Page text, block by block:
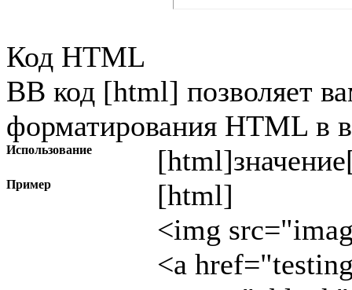
}
Код HTML
BB код [html] позволяет
форматирования HTML в
Использование [html]значение
Пример
[html]
<img
<a